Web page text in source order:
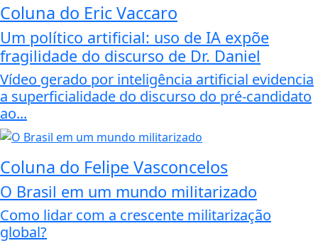
Coluna do Eric Vaccaro
Um político artificial: uso de IA expõe
fragilidade do discurso de Dr. Daniel
Vídeo gerado por inteligência artificial evidencia
a superficialidade do discurso do pré-candidato
ao...
Coluna do Felipe Vasconcelos
O Brasil em um mundo militarizado
Como lidar com a crescente militarização
global?